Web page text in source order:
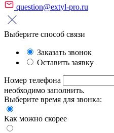
question@extyl-pro.ru
Выберите способ связи
Заказать звонок
Оставить заявку
Номер телефона
необходимо заполнить.
Выберите время для звонка:
Как можно скорее